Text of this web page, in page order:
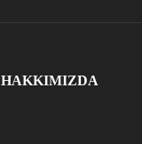
HAKKIMIZDA